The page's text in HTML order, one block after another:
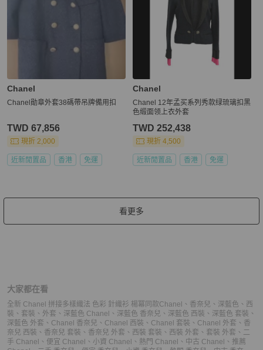
Chanel
Chanel勛章外套38碼帶吊牌備用扣
TWD 67,856
現折 2,000
近新閒置品 香港 免運
Chanel
Chanel 12年孟买系列秀款绿琉璃扣黑
色缎面领上衣外套
TWD 252,438
現折 4,500
近新閒置品 香港 免運
看更多
大家都在看
全新 Chanel 拼接多樣織法 色彩 針織衫 楊冪同款Chanel 、 香奈兒 、 深藍色 、 西
裝 、 套裝 、 外套 、 深藍色 Chanel 、 深藍色 香奈兒 、 深藍色 西裝 、 深藍色 套裝 、
深藍色 外套 、 Chanel 香奈兒 、 Chanel 西裝 、 Chanel 套裝 、 Chanel 外套 、 香
奈兒 西裝 、 香奈兒 套裝 、 香奈兒 外套 、 西裝 套裝 、 西裝 外套 、 套裝 外套 、 二
手 Chanel 、 便宜 Chanel 、 小資 Chanel 、 熱門 Chanel 、 中古 Chanel 、 推薦